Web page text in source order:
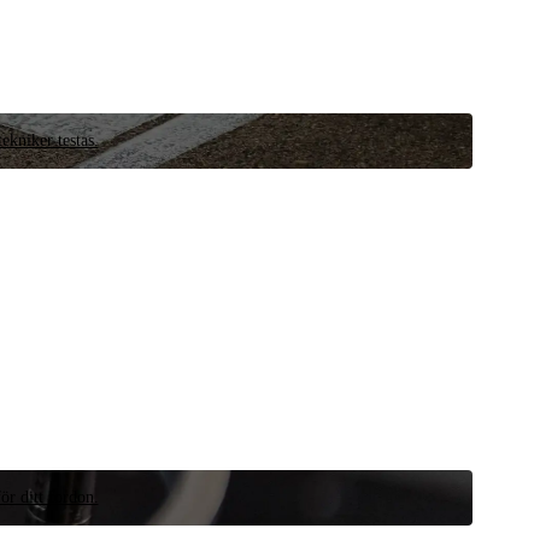
testas.
ditt fordon.